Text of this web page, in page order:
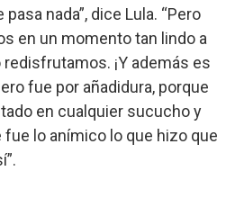
nada”, dice Lula. “Pero
en un momento tan lindo a
¡Y además es
fue por añadidura, porque
en cualquier sucucho y
fue lo anímico lo que hizo que